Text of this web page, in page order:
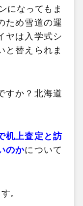
になってもま
ため雪道の運
ヤは入学式シ
と替えられま
すか？北海道
机上査定と訪
のかについて
。